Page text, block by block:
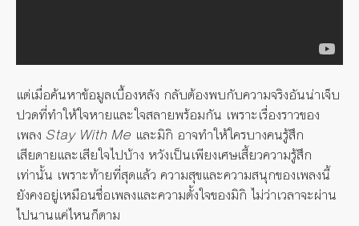
แต่เมื่อค้นหาข้อมูลเบื้องหลัง กลับต้องพบกับความจริงอันน่าเจ็บ
ปวดที่ทำให้ใจหายและใจสลายพร้อมกัน เพราะเรื่องราวของ
เพลง Stay With Me และมิกิ อาจทำให้ใครบางคนรู้สึก
เสียดายและเสียใจไปบ้าง หวังเป็นเพียงเศษเสี้ยวความรู้สึก
เท่านั้น เพราะท้ายที่สุดแล้ว ความสุขและความสนุกของเพลงนี้
ยังคงอยู่เหมือนชื่อเพลงและความตั้งใจของมิกิ ไม่ว่าเวลาจะผ่าน
ไปนานแค่ไหนก็ตาม